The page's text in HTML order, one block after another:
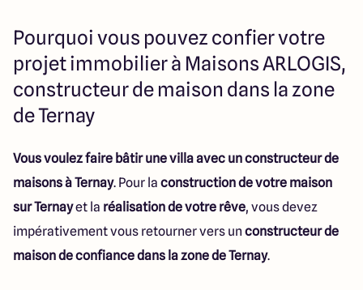
Pourquoi vous pouvez confier votre
projet immobilier à Maisons ARLOGIS,
constructeur de maison dans la zone
de Ternay
Vous voulez faire bâtir une villa avec un constructeur de
maisons à Ternay. Pour la construction de votre maison
sur Ternayet la réalisation de votre rêve, vous devez
impérativement vous retourner vers un constructeur de
maison de confiance dans la zone de Ternay.